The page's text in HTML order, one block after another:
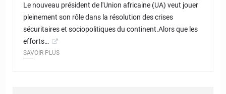
Le nouveau président de l'Union africaine (UA) veut jouer
pleinement son rôle dans la résolution des crises
sécuritaires et sociopolitiques du continent.Alors que les
efforts…
SAVOIR PLUS